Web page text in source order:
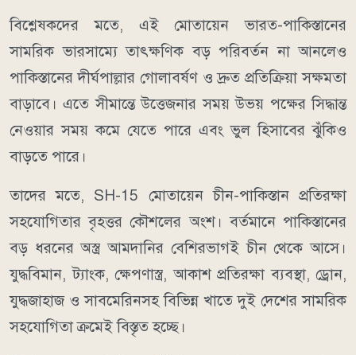
বিশ্লেষকদের মতে, এই মোতায়েন ভারত-পাকিস্তানের
সামরিক ভারসাম্যে তাৎক্ষণিক বড় পরিবর্তন না আনলেও
পাকিস্তানের দীর্ঘপাল্লার গোলাবর্ষণ ও দ্রুত প্রতিক্রিয়া সক্ষমতা
বাড়াবে। এতে সীমান্তে উত্তেজনার সময় উভয় পক্ষের সিদ্ধান্ত
নেওয়ার সময় কমে যেতে পারে এবং ভুল হিসাবের ঝুঁকিও
বাড়তে পারে।
তাদের মতে, SH-15 মোতায়েন চীন-পাকিস্তান প্রতিরক্ষা
সহযোগিতার বৃহত্তর কৌশলের অংশ। বর্তমানে পাকিস্তানের
বড় ধরনের অস্ত্র আমদানির বেশিরভাগই চীন থেকে আসে।
যুদ্ধবিমান, ট্যাংক, ক্ষেপণাস্ত্র, আকাশ প্রতিরক্ষা ব্যবস্থা, ড্রোন,
যুদ্ধজাহাজ ও সাবমেরিনসহ বিভিন্ন খাতে দুই দেশের সামরিক
সহযোগিতা ক্রমেই বিস্তৃত হচ্ছে।